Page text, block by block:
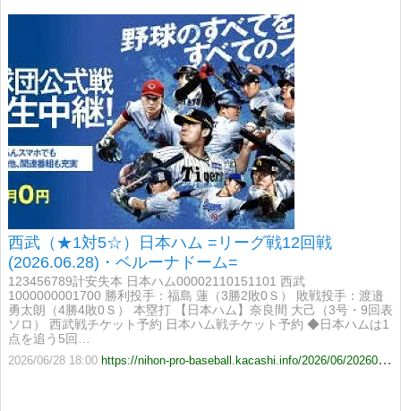
西武（★1対5☆）日本ハム =リーグ戦12回戦
(2026.06.28)・ベルーナドーム=
123456789計安失本 日本ハム00002110151101 西武
1000000001700 勝利投手：福島 蓮（3勝2敗0Ｓ） 敗戦投手：渡邉
勇太朗（4勝4敗0Ｓ） 本塁打 【日本ハム】奈良間 大己（3号・9回表
ソロ） 西武戦チケット予約 日本ハム戦チケット予約 ◆日本ハムは1
点を追う5回…
2026/06/28 18:00 https://nihon-pro-baseball.kacashi.info/2026/06/20260628-Lions-vs-Fighters.html